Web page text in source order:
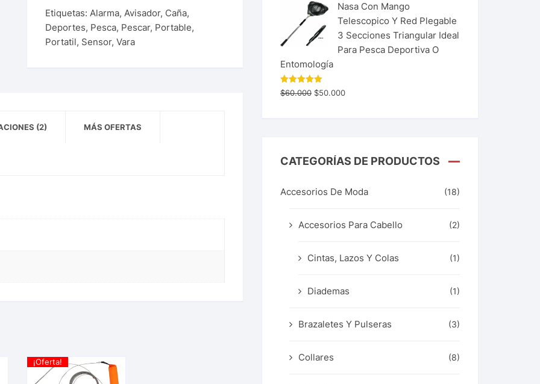
Etiquetas: Alarma, Avisador, Caña,
Deportes, Pesca, Pescar, Portable,
Portatil, Sensor, Vara
(2) MÁS OFERTAS
¡Oferta!
Nasa Con Mango
Telescopico Y Red Plegable
3 Secciones Triangular Ideal
Para Pesca Deportiva O
Entomología
Valorado
con 5.00
$60.000 $50.000
CATEGORÍAS DE PRODUCTOS
Accesorios De Moda (18)
Accesorios Para Cabello (2)
Cintas, Lazos Y Colas (1)
Diademas (1)
Brazaletes Y Pulseras (3)
Collares (8)